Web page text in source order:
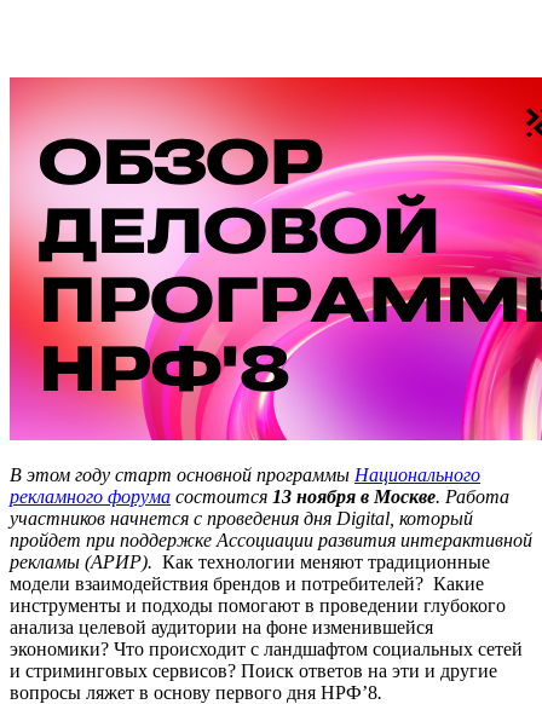
В этом году старт основной программы Национального
рекламного форума состоится 13 ноября в Москве. Работа
участников начнется с проведения дня Digital, который
пройдет при поддержке Ассоциации развития интерактивной
рекламы (АРИР). Как технологии меняют традиционные
модели взаимодействия брендов и потребителей? Какие
инструменты и подходы помогают в проведении глубокого
анализа целевой аудитории на фоне изменившейся
экономики? Что происходит с ландшафтом социальных сетей
и стриминговых сервисов? Поиск ответов на эти и другие
вопросы ляжет в основу первого дня НРФ’8.